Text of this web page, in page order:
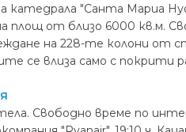
катедрала "Санта Мариа
площ от близо 6000 кв.м.
на 228-те колони от
се влиза само с покрити
Свободно време по